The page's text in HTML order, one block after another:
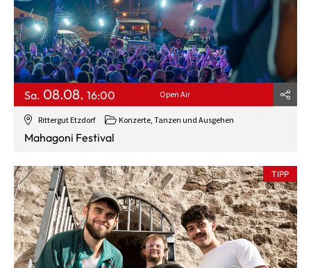
Rittergut Etzdorf Konzerte, Tanzen und Ausgehen
Sa. 08.08. 16:00 Open Air
Mahagoni Festival
TIPP